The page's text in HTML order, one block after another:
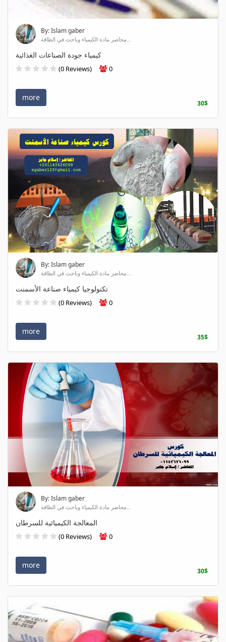
By: Islam gaber
محاضر مادة الكيمياء وباحث في الطاقة...
كيمياء جودة الصناعات الغذائية
(0 Reviews) 0
more
30$
By: Islam gaber
محاضر مادة الكيمياء وباحث في الطاقة...
تكنولوجيا كيمياء صناعة الأسمنت
(0 Reviews) 0
more
35$
By: Islam gaber
محاضر مادة الكيمياء وباحث في الطاقة...
المعالجة الكيميائية للسرطان
(0 Reviews) 0
more
30$